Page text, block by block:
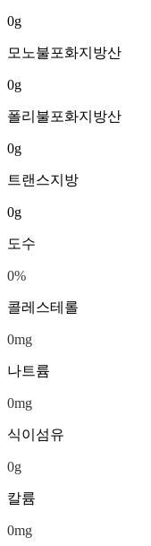
0g
모노불포화지방산
0g
폴리불포화지방산
0g
트랜스지방
0g
도수
0%
콜레스테롤
0mg
나트륨
0mg
식이섬유
0g
칼륨
0mg